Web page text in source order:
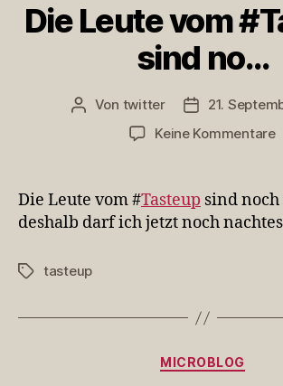
Die Leute vom
sind no…
Beitragsautor
Von twitter
21.
Keine Kommentarezu
Die Leute vom #Tasteup sind
deshalb darf ich jetzt noch
Schlagwörter
tasteup
Kategorien
MICROBLOG